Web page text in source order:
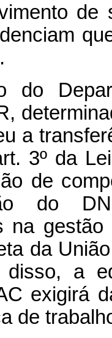
de
do
a
3º da
de
do
na
da
disso, a
exigirá
de